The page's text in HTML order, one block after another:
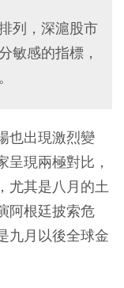
列，深滬股市
敏感的指標，
也出現激烈變
現兩極對比，
尤其是八月的土
阿根廷披索危
九月以後全球金